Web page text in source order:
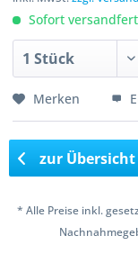
Sofort
Merken
zur Übersicht
* Alle Preise inkl.